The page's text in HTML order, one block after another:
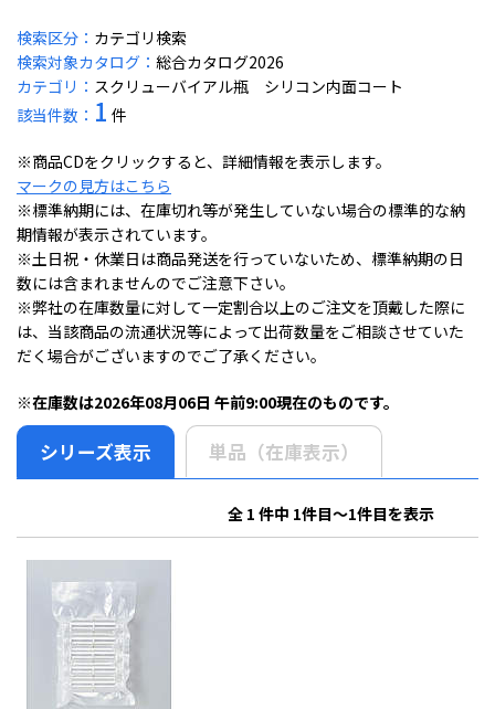
検索区分： カテゴリ検索
検索対象カタログ： 総合カタログ2026
カテゴリ： スクリューバイアル瓶 シリコン内面コート
該当件数： 1 件
※商品CDをクリックすると、詳細情報を表示します。
マークの見方はこちら
※標準納期には、在庫切れ等が発生していない場合の標準的な納
期情報が表示されています。
※土日祝・休業日は商品発送を行っていないため、標準納期の日
数には含まれませんのでご注意下さい。
※弊社の在庫数量に対して一定割合以上のご注文を頂戴した際に
は、当該商品の流通状況等によって出荷数量をご相談させていた
だく場合がございますのでご了承ください。
※在庫数は2026年08月06日 午前9:00現在のものです。
シリーズ表示 単品（在庫表示）
全 1 件中 1件目～1件目を表示